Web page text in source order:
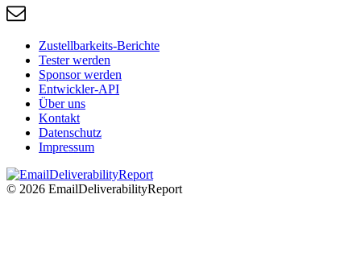
Zustellbarkeits-Berichte
Tester werden
Sponsor werden
Entwickler-API
Über uns
Kontakt
Datenschutz
Impressum
© 2026 EmailDeliverabilityReport